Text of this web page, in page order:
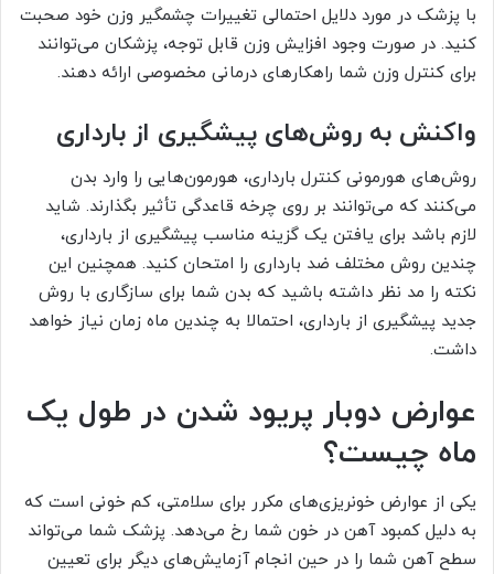
با پزشک در مورد دلایل احتمالی تغییرات چشمگیر وزن خود صحبت
کنید. در صورت وجود افزایش وزن قابل توجه، پزشکان می‌توانند
برای کنترل وزن شما راهکارهای درمانی مخصوصی ارائه دهند.
واکنش به روش‌های پیشگیری از بارداری
روش‌های هورمونی کنترل بارداری، هورمون‌هایی را وارد بدن
می‌کنند که می‌توانند بر روی چرخه قاعدگی تأثیر بگذارند. شاید
لازم باشد برای یافتن یک گزینه مناسب پیشگیری از بارداری،
چندین روش مختلف ضد بارداری را امتحان کنید. همچنین این
نکته را مد نظر داشته باشید که بدن شما برای سازگاری با روش
جدید پیشگیری از بارداری، احتمالا به چندین ماه زمان نیاز خواهد
داشت.
عوارض دوبار پریود شدن در طول یک
ماه چیست؟
یکی از عوارض خونریزی‌های مکرر برای سلامتی، کم خونی است که
به دلیل کمبود آهن در خون شما رخ می‌دهد. پزشک شما می‌تواند
سطح آهن شما را در حین انجام آزمایش‌های دیگر برای تعیین